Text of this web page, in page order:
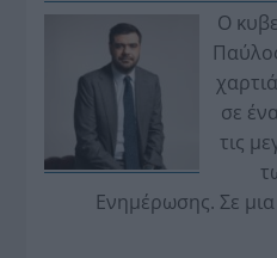
Ο
σε
τις
Ενημέρωσης. Σε